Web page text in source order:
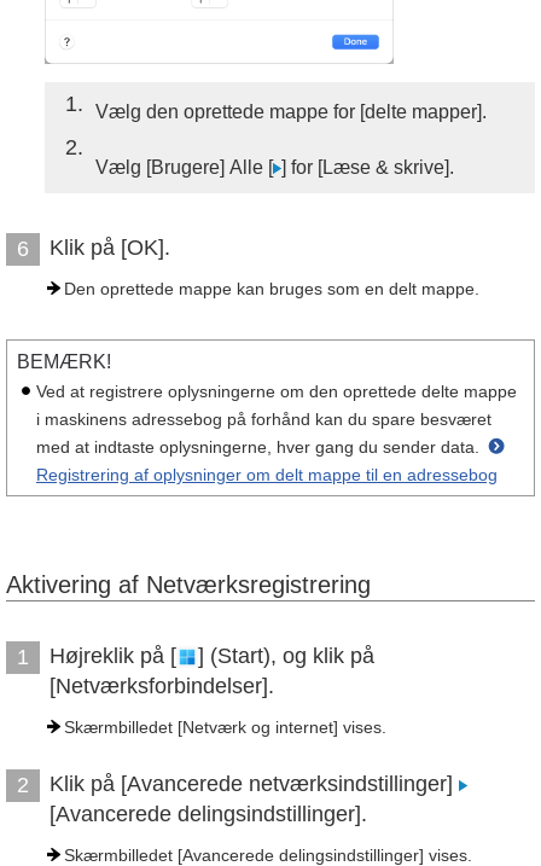
1 Vælg den oprettede mappe for [delte mapper].
2
Vælg [Brugere] Alle [ ] for [Læse & skrive].
6 Klik på [OK].
Den oprettede mappe kan bruges som en delt mappe.
BEMÆRK!
Ved at registrere oplysningerne om den oprettede delte mappe
i maskinens adressebog på forhånd kan du spare besværet
med at indtaste oplysningerne, hver gang du sender data.
Registrering af oplysninger om delt mappe til en adressebog
Aktivering af Netværksregistrering
1 Højreklik på [
] (Start), og klik på
[Netværksforbindelser].
Skærmbilledet [Netværk og internet] vises.
2
Klik på [Avancerede netværksindstillinger]
[Avancerede delingsindstillinger].
Skærmbilledet [Avancerede delingsindstillinger] vises.